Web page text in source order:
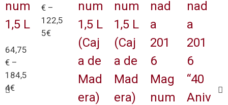
num
1,5 L
64,75
€ –
184,5
4€
€ –
122,5
5€
num
1,5 L
(Caj
a de
Mad
era)
num
1,5 L
(Caj
a de
Mad
era)
nad
a
201
6
Mag
num
nad
a
201
6
“40
Aniv